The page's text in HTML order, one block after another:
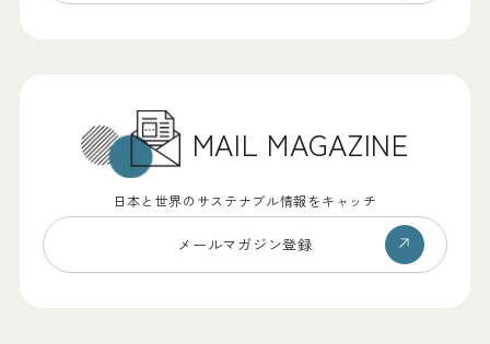
MAIL MAGAZINE
日本と世界のサステナブル情報をキャッチ
メールマガジン登録